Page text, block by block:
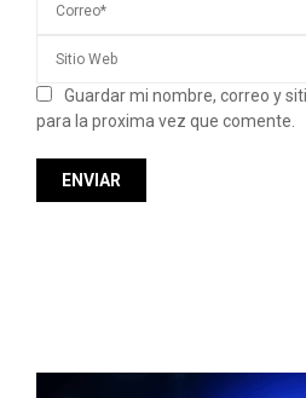
Guardar mi nombre, correo y
para la proxima vez que comente.